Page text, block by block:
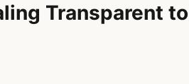
Transparent